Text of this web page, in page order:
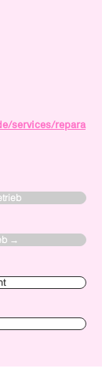
services/repara
→